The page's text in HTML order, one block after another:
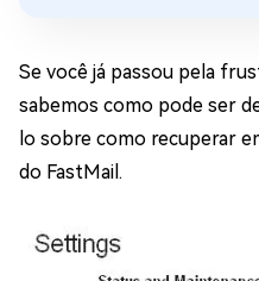
Se você já passou pela
sabemos como pode ser
lo sobre como recuperar
do FastMail.